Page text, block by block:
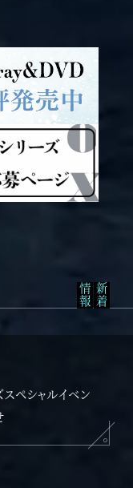
L
I
N
S
T
A
G
R
L
T
I
K
T
O
K
新
着
情
報
ペシャルイベン